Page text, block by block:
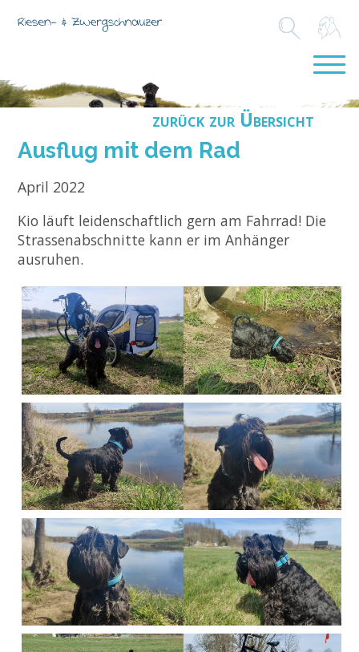
zurück zur Übersicht
Ausflug mit dem Rad
April 2022
Kio läuft leidenschaftlich gern am Fahrrad! Die
Strassenabschnitte kann er im Anhänger
ausruhen.